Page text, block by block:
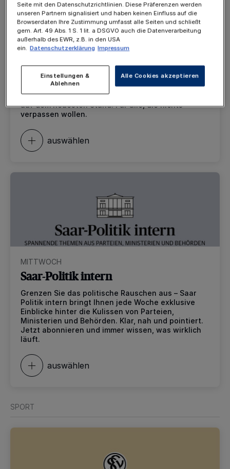
VARIIERT
Saarbrücker Zeitung – Aktuell versorgt Sie in
Echtzeit mit den neuesten Entwicklungen aus dem
Saarland und der Welt. Direkt, präzise und immer
auf dem neuesten Stand. Für alle, die nichts
verpassen wollen.
auswählen
MITTWOCH
Saar-Politik intern
Grenzen Sie das politische Rauschen aus – Saar
Politik intern bringt Ihnen jede Woche exklusive
Einblicke hinter die Kulissen von Parteien,
Ministerien und Behörden. Klar, nah und pointiert.
Jetzt abonnieren und immer wissen, was wirklich
läuft.
auswählen
SPORT
Seite mit den Datenschutzrichtlinien. Diese Präferenzen werden
unseren Partnern signalisiert und haben keinen Einfluss auf die
Browserdaten Ihre Zustimmung umfasst alle Seiten und schließt
gem. Art. 49 Abs. 1 S. 1 lit. a DSGVO auch die Datenverarbeitung
außerhalb des EWR, z.B. in den USA
ein. Datenschutzerklärung Impressum
Alle Cookies akzeptieren
Einstellungen &
Ablehnen